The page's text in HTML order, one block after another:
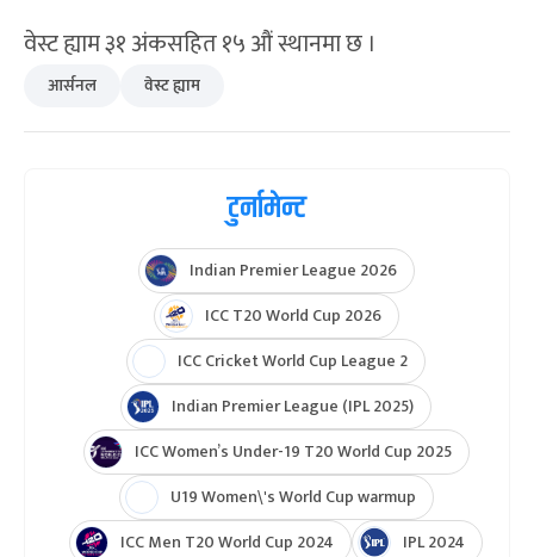
वेस्ट ह्याम ३१ अंकसहित १५ औं स्थानमा छ ।
आर्सनल वेस्ट ह्याम
टुर्नामेन्ट
Indian Premier League 2026
ICC T20 World Cup 2026
ICC Cricket World Cup League 2
Indian Premier League (IPL 2025)
ICC Women’s Under-19 T20 World Cup 2025
U19 Women\'s World Cup warmup
ICC Men T20 World Cup 2024
IPL 2024